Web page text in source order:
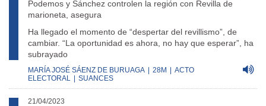
Podemos y Sánchez controlen la región con Revilla de
marioneta, asegura
Ha llegado el momento de “despertar del revillismo”, de
cambiar. “La oportunidad es ahora, no hay que esperar”, ha
subrayado
MARÍA JOSÉ SÁENZ DE BURUAGA 28M
ACTO
ELECTORAL
SUANCES
21/04/2023